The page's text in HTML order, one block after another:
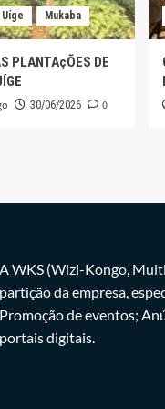
Mukaba
PLANTAçÕES DE
30/06/2026 0
A WKS (Wizi-Kongo,
partição da empresa,
Promoção de eventos;
portais digitais.